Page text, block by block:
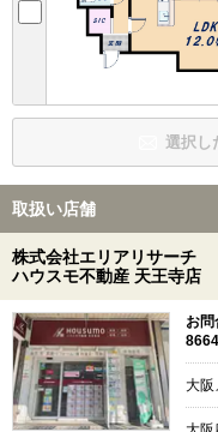
選択し
取扱い店舗
株式会社エリアリサーチ
ハウスモ不動産 天王寺店
お問
大阪